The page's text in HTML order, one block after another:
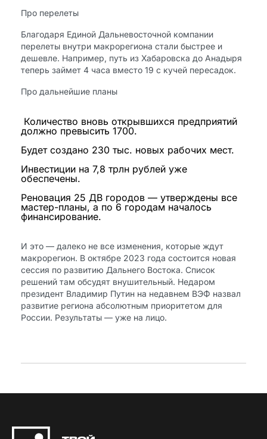
Про перелеты
Благодаря Единой Дальневосточной компании
перелеты внутри макрорегиона стали быстрее и
дешевле. Например, путь из Хабаровска до Анадыря
теперь займет 4 часа вместо 19 с кучей пересадок.
Про дальнейшие планы
Количество вновь открывшихся предприятий
должно превысить 1700.
Будет создано 230 тыс. новых рабочих мест.
Инвестиции на 7,8 трлн рублей уже
обеспечены.
Реновация 25 ДВ городов — утверждены все
мастер-планы, а по 6 городам началось
финансирование.
И это — далеко не все изменения, которые ждут
макрорегион. В октябре 2023 года состоится новая
сессия по развитию Дальнего Востока. Список
решений там обсудят внушительный. Недаром
президент Владимир Путин на недавнем ВЭФ назвал
развитие региона абсолютным приоритетом для
России. Результаты — уже на лицо.